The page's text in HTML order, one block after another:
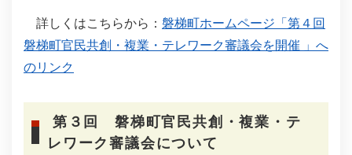
詳しくはこちらから： 磐梯町ホームページ「第４回
磐梯町官民共創・複業・テレワーク審議会を開催 」へ
のリンク
第３回 磐梯町官民共創・複業・テ
レワーク審議会について